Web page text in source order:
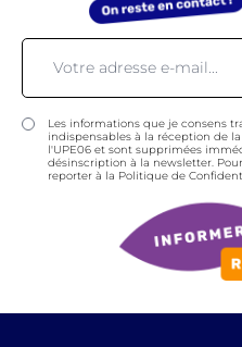
Les informations que je consens
indispensables à la réception de
l'UPE06 et sont supprimées
désinscription à la newsletter.
reporter à la Politique de